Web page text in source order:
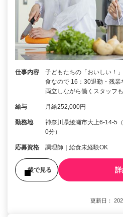
仕事内容
子どもたちの「おいしい！
食なので 16：30退勤・残業
両立しながら働くスタッフ
給与 月給252,000円
勤務地
神奈川県綾瀬市大上6-14-5
0分）
応募資格 調理師｜給食未経験OK
後で見る
更新日：